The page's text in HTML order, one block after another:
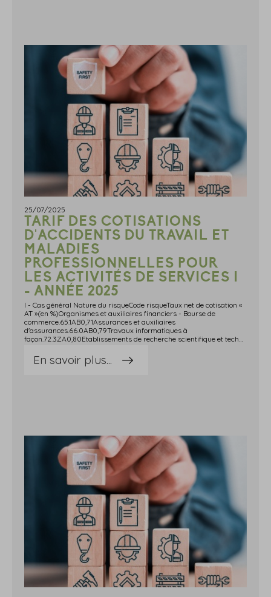
25/07/2025
TARIF DES COTISATIONS
D'ACCIDENTS DU TRAVAIL ET
MALADIES
PROFESSIONNELLES POUR
LES ACTIVITÉS DE SERVICES I
- ANNÉE 2025
I - Cas général Nature du risqueCode risqueTaux net de cotisation «
AT »(en %)Organismes et auxiliaires financiers - Bourse de
commerce.65.1AB0,71Assurances et auxiliaires
d'assurances.66.0AB0,79Travaux informatiques à
façon.72.3ZA0,80Etablissements de recherche scientifique et technique.73.1ZE0,89Groupements d'employeurs. Coopératives d'activité et d'emploi. Services divers rendus principalement aux entreprises, non désignés par ailleurs.74.1GB0,71Crédit-bail mobilier et immobilier, location de brevets. Cabinets juridiques et offices publics ou ministériels. Cabinets d'expertise comptable et d'analyse financière. Cabinets d'études informatiques et d'organisation.74.1GD0,71Holdings. Cabinets de conseils en information et documentation. Cabinets d'études économiques, sociologiques, marchandisage.74.1JB0,71Cabinets d'études techniques : agences de brevets, expertises, expertises en œuvre d'art. - Expert chargé d'évaluer les dommages (ou les risques).74.2CB0,80Bureaux d'essais, bancs d'essais.74.3BA1,10Administration centrale et services extérieurs des administrations (y compris leurs établissements publics). Représentation diplomatique étrangère en France. Organismes internationaux. - Service des armées alliées.75.1AG0,92Collectivités territoriales (communales, départementales, régionales…) y compris leurs établissements publics hors secteur médico-social.75.1BA1,72Personnes détenues, quelle que soit l'activité exercée.75.2EE0,92Activités générales de sécurité sociale.75.3AA0,93Couverture du risque chômage et autres garanties du maintien de revenu, y compris la caisse nationale de surcompensation du bâtiment et des travaux publics et caisses de retraite ne relevant pas de la législation sur les assurances.75.3BB0,79Personnel enseignant et administratif des établissements d'enseignement privés et des organismes de formation.80.1ZA1,23Elèves et étudiants des établissements publics ou privés d'enseignement secondaire, supérieur ou spécialisé visés à l'article L. 412-8 (2°, b) du code de la sécurité sociale.80.2AA0,0010Elèves et étudiants des établissements publics et privés d'enseignement technique visés à l'article L. 412-8 (2°, a) du code de la sécurité sociale.80.2CA0,0120Activités des organisations consulaires et patronales, des organisations professionnelles, des syndicats de salariés, des organisations religieuses, des organisations politiques et des organisations associatives non classées ailleurs. 91.3EJ1,21II - Activités de services I des départements du Haut-Rhin, du Bas-Rhin et de la Moselle Nature du risqueCode risqueTaux net de cotisation « AT »(en %)GROUPE 1Organismes et auxiliaires financiers - Bourse de commerce.65.1AB0,87Assurances et auxiliaires d'assurances.66.0ABTravaux informatiques à façon.72.3ZAGroupements d'employeurs. Coopératives d'activité et d'emploi. Services divers rendus principalement aux entreprises, non désignés par ailleurs.74.1GBCrédit-bail mobilier et immobilier, location de brevets. Cabinets juridiques et offices publics ou ministériels. Cabinets d'expertise comptable et d'analyse financière. Cabinets d'études informatiques et d'organisation.74.1GDHoldings. Cabinets de conseils en information et documentation. Cabinets d'études économiques, sociologiques, marchandisage.74.1JBCabinets d'études techniques : agences de brevets, expertises, expertises en œuvre d'art. - Expert chargé d'évaluer les dommages (ou les risques).74.2CBBureaux d'essais, bancs d'essais.74.3BAActivités générales de sécurité sociale.75.3AACouverture du risque chômage et autres garanties du maintien de revenu, y compris la caisse nationale de surcompensation du bâtiment et des travaux publics et caisses de retraite ne relevant pas de la législation sur les assurances.75.3BBActivités des organisations consulaires et patronales, des organisations professionnelles, des syndicats de salariés, des organisations religieuses, des organisations politiques et des organisations associatives non classées ailleurs. 91.3EJGROUPE 2Collectivités territoriales (communales, départementales, régionales…) y compris leurs établissements publics hors secteur médico-social.75.1BA1,33Personnel enseignant et administratif des établissements d'enseignement privés et des organismes de formation.80.1ZAGROUPE 3Administration centrale et services extérieurs des administrations (y compris leurs établissements publics). Représentation diplomatique étrangère en France. Organismes internationaux. - Service des armées alliées.75.1AGTaux net national Groupe 4Elèves et étudiants des établissements publics ou privés d'enseignement secondaire, supérieur ou spécialisé visés à l'article L. 412-8 (2°, b) du code de la sécurité sociale.80.2AATaux net national Groupe 5Elèves et étudiants des établissements publics et privés d'enseignement technique visés à l'article L. 412-8 (2°, a) du code de la sécurité sociale.80.2CATaux net national Groupe 6Personnes détenues, quelle que soit l'activité exercée.75.2EETaux net nationalGroupe 7Etablissements de recherche scientifique et technique.73.1ZETaux net national Source : Arrêté du 29 avril 2025 relatif à la tarification des risques d'accidents du travail et de maladies professionnelles pour l'année 2025
En savoir plus...